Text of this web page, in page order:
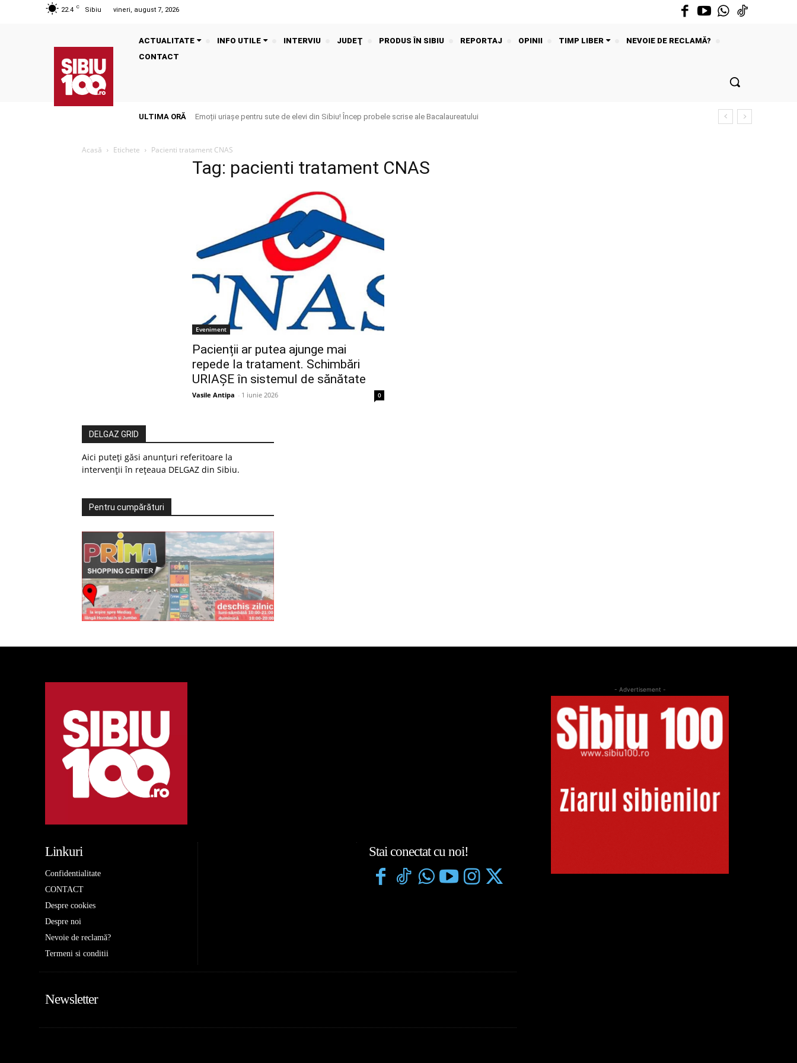
22.4 C Sibiu vineri, august 7, 2026
ACTUALITATE INFO UTILE INTERVIU JUDEŢ PRODUS ÎN SIBIU REPORTAJ OPINII TIMP LIBER
NEVOIE DE RECLAMĂ?
CONTACT
ULTIMA ORĂ Emoții uriașe pentru sute de elevi din Sibiu! Încep probele scrise ale Bacalaureatului
Acasă Etichete Pacienti tratament CNAS
Tag: pacienti tratament CNAS
Eveniment
Pacienții ar putea ajunge mai
repede la tratament. Schimbări
URIAȘE în sistemul de sănătate
Vasile Antipa - 1 iunie 2026 0
DELGAZ GRID
Aici puteți găsi anunțuri referitoare la
intervenții în rețeaua DELGAZ din Sibiu.
Pentru cumpărături
Linkuri
Confidentialitate
CONTACT
Despre cookies
Despre noi
Nevoie de reclamă?
Termeni si conditii
Stai conectat cu noi!
Newsletter
- Advertisement -